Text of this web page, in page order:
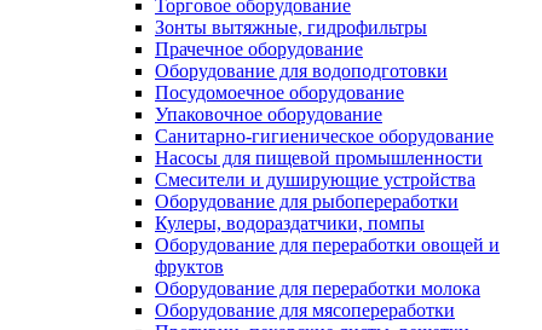
Торговое оборудование
Зонты вытяжные, гидрофильтры
Прачечное оборудование
Оборудование для водоподготовки
Посудомоечное оборудование
Упаковочное оборудование
Санитарно-гигиеническое оборудование
Насосы для пищевой промышленности
Смесители и душирующие устройства
Оборудование для рыбопереработки
Кулеры, водораздатчики, помпы
Оборудование для переработки овощей и
фруктов
Оборудование для переработки молока
Оборудование для мясопереработки